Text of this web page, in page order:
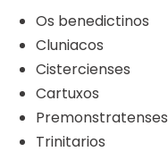
Os benedictinos
Cluniacos
Cistercienses
Cartuxos
Premonstratenses
Trinitarios